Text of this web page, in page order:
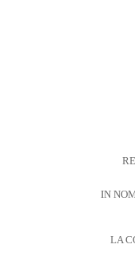
IN
LA